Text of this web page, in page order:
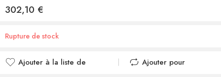
302,10 €
Rupture de stock
Ajouter à la liste de
Ajouter pour